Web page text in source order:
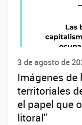
3 de agosto de
Imágenes de
territoriales
el papel que
litoral"